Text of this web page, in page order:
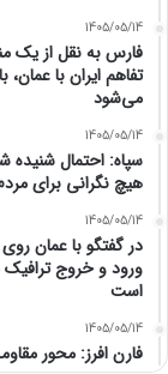
1405/05/14
فارس به نقل از یک
تفاهم ایران با
می‌شود
1405/05/14
سپاه: احتمال
هیچ نگرانی برای
1405/05/14
در گفتگو با عمان
ورود و خروج ترافیک
است
1405/05/14
فارن افرز: محور